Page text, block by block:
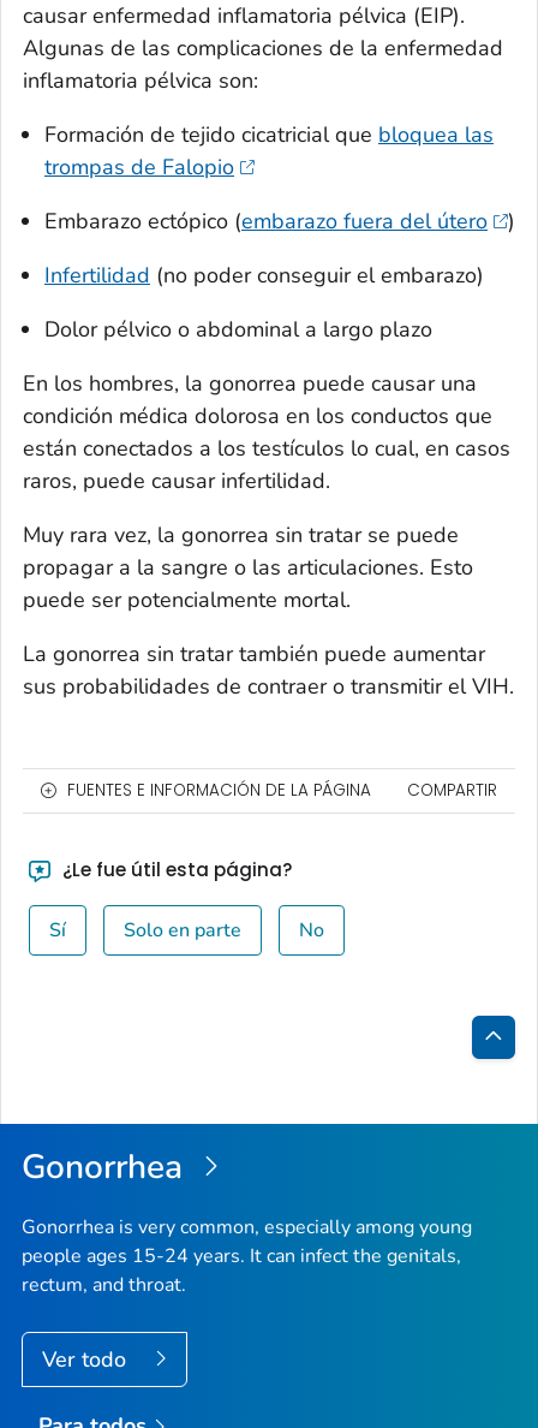
causar enfermedad inflamatoria pélvica (EIP).
Algunas de las complicaciones de la enfermedad
inflamatoria pélvica son:
Formación de tejido cicatricial que bloquea las
trompas de Falopio
Embarazo ectópico (embarazo fuera del útero
)
Infertilidad (no poder conseguir el embarazo)
Dolor pélvico o abdominal a largo plazo
En los hombres, la gonorrea puede causar una
condición médica dolorosa en los conductos que
están conectados a los testículos lo cual, en casos
raros, puede causar infertilidad.
Muy rara vez, la gonorrea sin tratar se puede
propagar a la sangre o las articulaciones. Esto
puede ser potencialmente mortal.
La gonorrea sin tratar también puede aumentar
sus probabilidades de contraer o transmitir el VIH.
FUENTES E INFORMACIÓN DE LA PÁGINA COMPARTIR
¿Le fue útil esta página?
Sí Solo en parte No
la
Gonorrhea
Gonorrhea is very common, especially among young
people ages 15-24 years. It can infect the genitals,
rectum, and throat.
Ver todo